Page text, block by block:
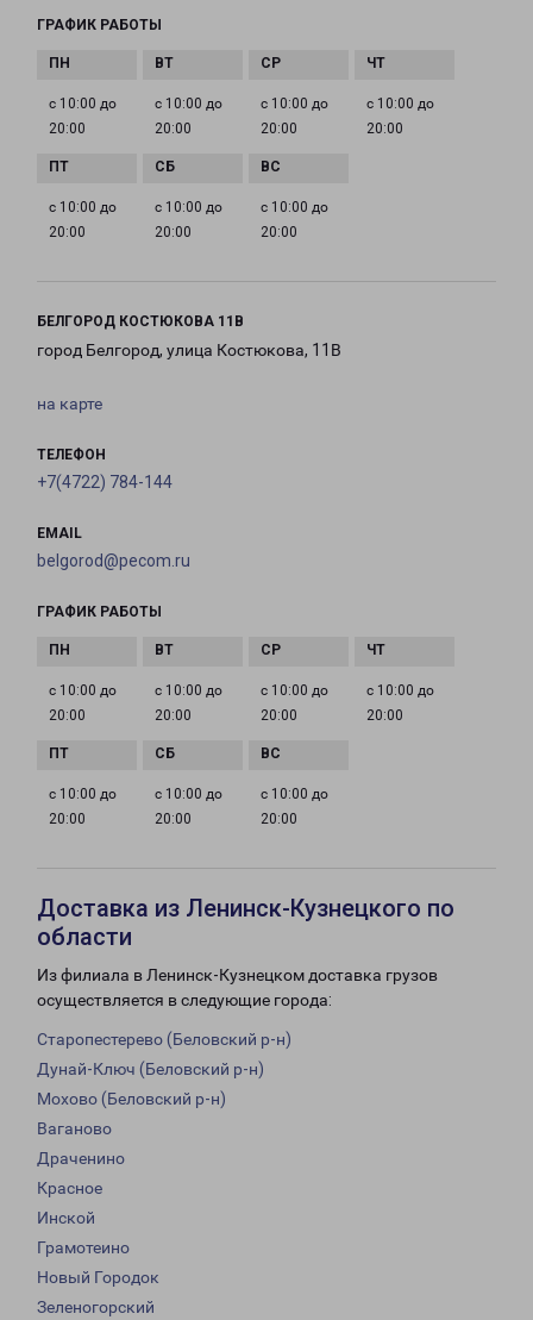
ГРАФИК РАБОТЫ
с 10:00 до
20:00
с 10:00 до
20:00
с 10:00 до
20:00
с 10:00 до
20:00
с 10:00 до
20:00
с 10:00 до
20:00
с 10:00 до
20:00
БЕЛГОРОД КОСТЮКОВА 11В
город Белгород, улица Костюкова, 11В
на карте
ТЕЛЕФОН
+7(4722) 784-144
EMAIL
belgorod@pecom.ru
ГРАФИК РАБОТЫ
с 10:00 до
20:00
с 10:00 до
20:00
с 10:00 до
20:00
с 10:00 до
20:00
с 10:00 до
20:00
с 10:00 до
20:00
с 10:00 до
20:00
Доставка из Ленинск-Кузнецкого по
области
Из филиала в Ленинск-Кузнецком доставка грузов
осуществляется в следующие города:
Старопестерево (Беловский р-н)
Дунай-Ключ (Беловский р-н)
Мохово (Беловский р-н)
Ваганово
Драченино
Красное
Инской
Грамотеино
Новый Городок
Зеленогорский